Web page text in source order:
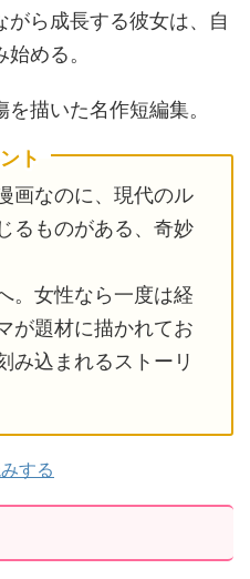
ら成長する彼女は、自
める。
描いた名作短編集。
ト
画なのに、現代のル
るものがある、奇妙
。女性なら一度は経
が題材に描かれてお
み込まれるストーリ
する